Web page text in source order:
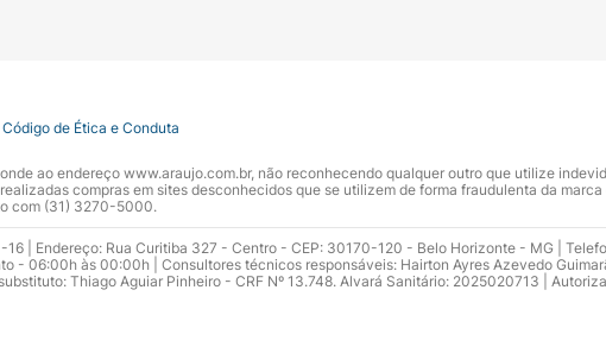
Código de Ética e Conduta
ao endereço www.araujo.com.br, não reconhecendo qualquer outro que utilize
compras em sites desconhecidos que se utilizem de forma fraudulenta da marca
com (31) 3270-5000.
16 | Endereço: Rua Curitiba 327 - Centro - CEP: 30170-120 - Belo Horizonte - MG |
- 06:00h às 00:00h | Consultores técnicos responsáveis: Hairton Ayres Azevedo
Thiago Aguiar Pinheiro - CRF Nº 13.748. Alvará Sanitário: 2025020713 |